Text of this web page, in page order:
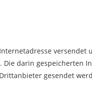
versendet
Die darin gespeicherten
gesendet